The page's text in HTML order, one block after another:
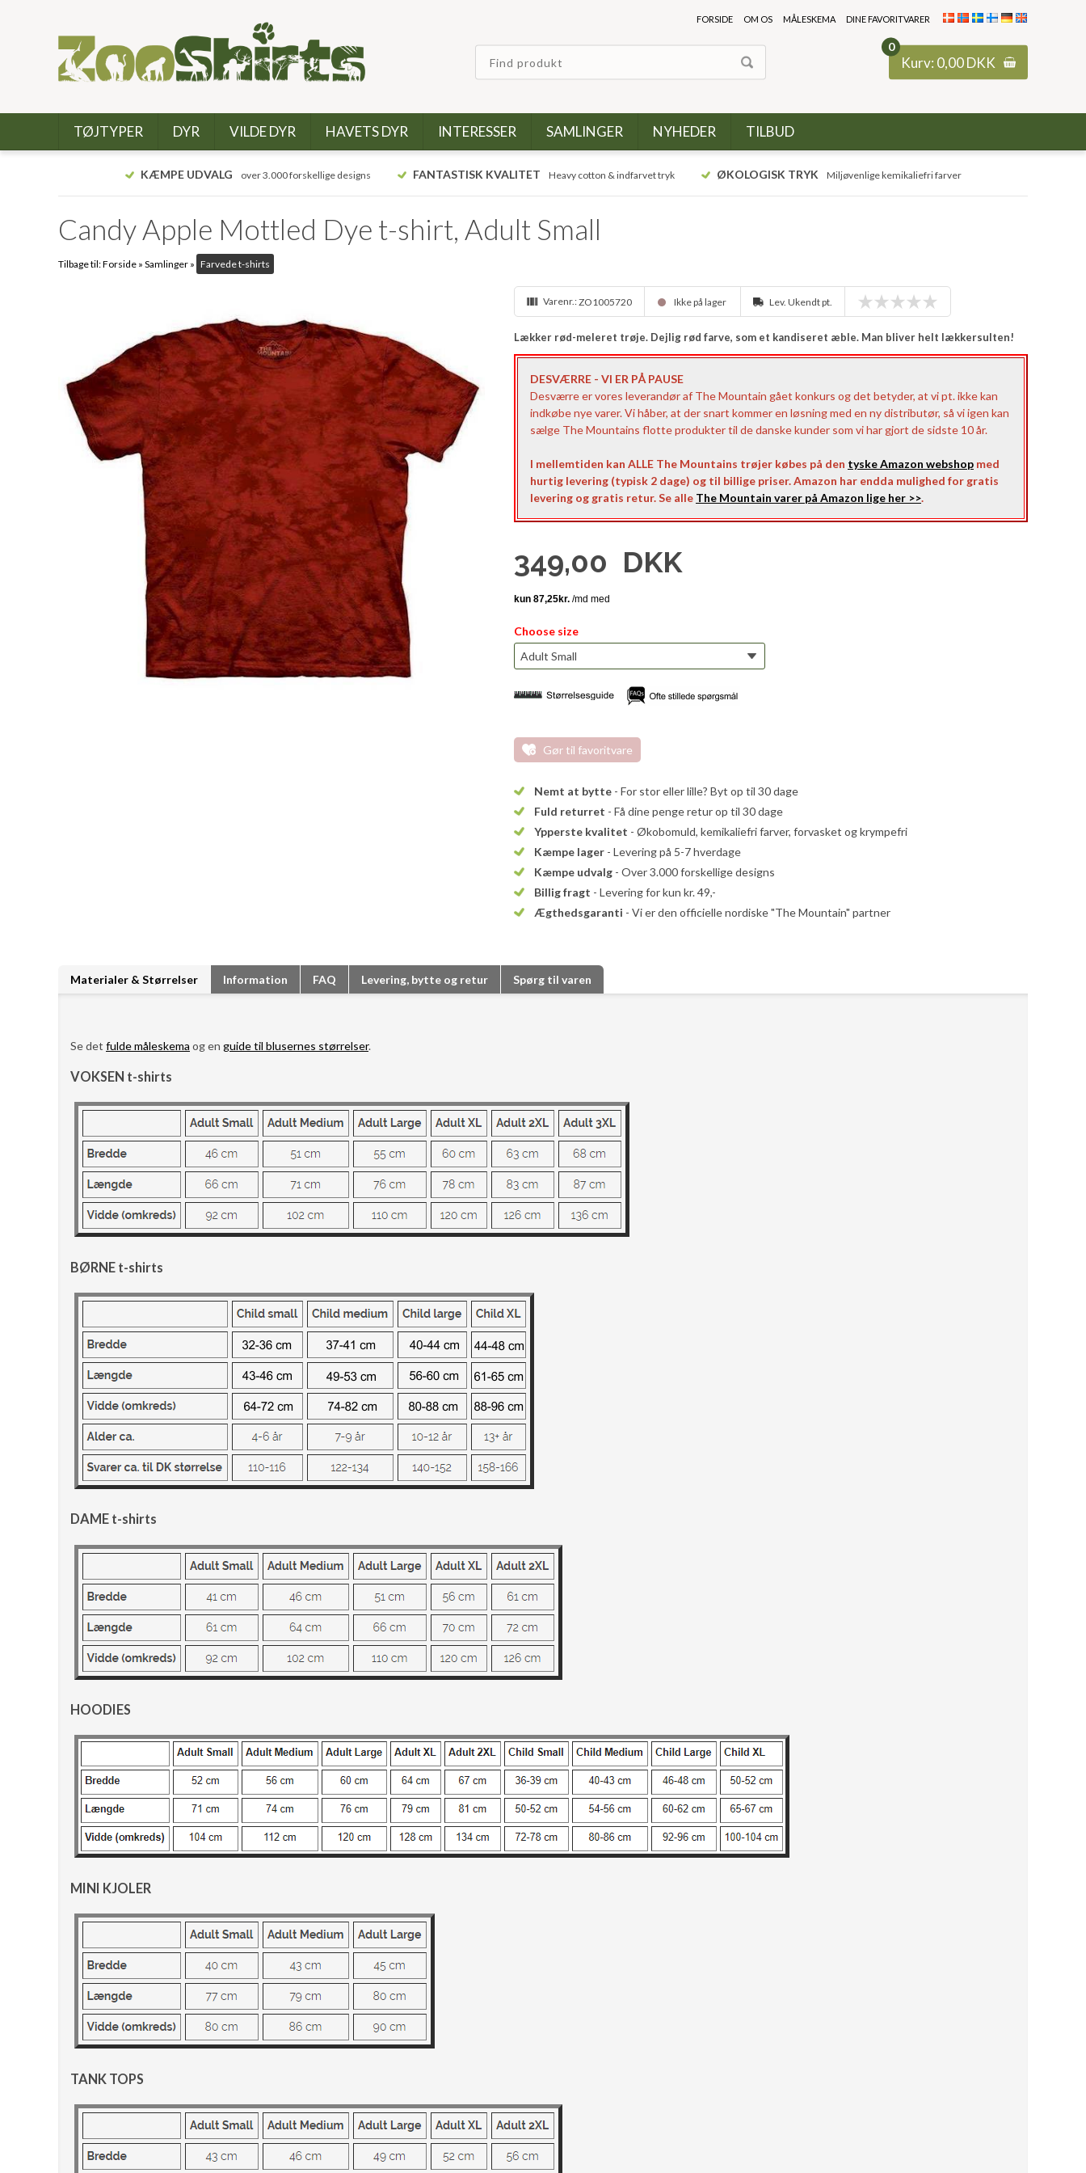
0
Kurv: 0,00DKK
FORSIDE OM OS MÅLESKEMA DINE FAVORITVARER
TØJTYPER DYR VILDE DYR HAVETS DYR INTERESSER SAMLINGER NYHEDER TILBUD
KÆMPE UDVALG over 3.000 forskellige designs FANTASTISK KVALITET Heavy cotton & indfarvet tryk ØKOLOGISK TRYK Miljøvenlige kemikaliefri farver
Candy Apple Mottled Dye t-shirt, Adult Small
Tilbage til:Forside » Samlinger » Farvede t-shirts
Varenr.:ZO1005720 Ikke på lager Lev. Ukendt pt.
Lækker rød-meleret trøje. Dejlig rød farve, som et kandiseret æble. Man bliver helt lækkersulten!
DESVÆRRE - VI ER PÅ PAUSE
Desværre er vores leverandør af The Mountain gået konkurs og det betyder, at vi pt. ikke kan
indkøbe nye varer. Vi håber, at der snart kommer en løsning med en ny distributør, så vi igen kan
sælge The Mountains flotte produkter til de danske kunder som vi har gjort de sidste 10 år.
I mellemtiden kan ALLE The Mountains trøjer købes på den tyske Amazon webshop med
hurtig levering (typisk 2 dage) og til billige priser. Amazon har endda mulighed for gratis
levering og gratis retur. Se alle The Mountain varer på Amazon lige her >>.
349,00 DKK
Choose size
Gør til favoritvare
Nemt at bytte - For stor eller lille? Byt op til 30 dage
Fuld returret - Få dine penge retur op til 30 dage
Ypperste kvalitet - Økobomuld, kemikaliefri farver, forvasket og krympefri
Kæmpe lager - Levering på 5-7 hverdage
Kæmpe udvalg - Over 3.000 forskellige designs
Billig fragt - Levering for kun kr. 49,-
Ægthedsgaranti - Vi er den officielle nordiske "The Mountain" partner
Materialer & Størrelser Information FAQ Levering, bytte og retur Spørg til varen
Se det fulde måleskema og en guide til blusernes størrelser.
VOKSEN t-shirts
BØRNE t-shirts
DAME t-shirts
HOODIES
MINI KJOLER
TANK TOPS